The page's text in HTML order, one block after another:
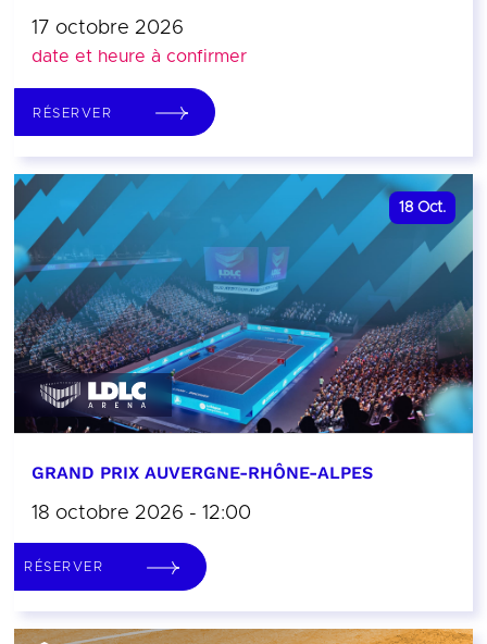
17 octobre 2026
date et heure à confirmer
RÉSERVER
18 Oct.
GRAND PRIX AUVERGNE-RHÔNE-ALPES
18 octobre 2026 - 12:00
RÉSERVER